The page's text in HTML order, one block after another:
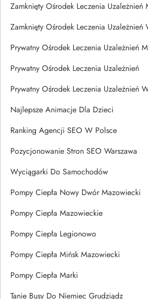
Zamknięty Ośrodek Leczenia Uzależnień
Zamknięty Ośrodek Leczenia Uzależnień
Prywatny Ośrodek Leczenia Uzależnień
Prywatny Ośrodek Leczenia Uzależnień
Prywatny Ośrodek Leczenia Uzależnień
Najlepsze Animacje Dla Dzieci
Ranking Agencji SEO W Polsce
Pozycjonowanie Stron SEO Warszawa
Wyciągarki Do Samochodów
Pompy Ciepła Nowy Dwór Mazowiecki
Pompy Ciepła Mazowieckie
Pompy Ciepła Legionowo
Pompy Ciepła Mińsk Mazowiecki
Pompy Ciepła Marki
Tanie Busy Do Niemiec Grudziądz